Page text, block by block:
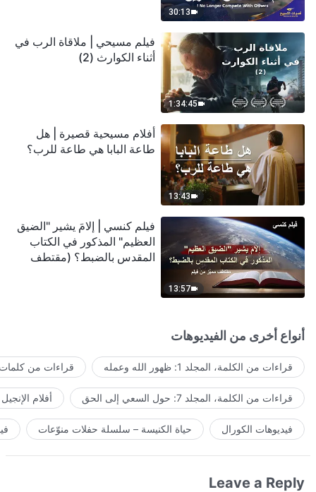
30:13
1:34:45
فيلم مسيحي | ملاقاة الرب في
أثناء الكوارث (2)
13:43
أفلام مسيحية قصيرة | هل
طاعة البابا هي طاعة للرب؟
13:57
فيلم كنسي | إلامَ يشير "الضيق
العظيم" المذكور في الكتاب
المقدس بالضبط؟ (مقتطف
أنواع أخرى من الفيديوهات
قراءات من الكلمة، المجلد 1: ظهور الله وعمله قراءات من كلمات
قراءات من الكلمة، المجلد 7: حول السعي إلى الحق أفلام الإنجيل
فيديوهات الكورال حياة الكنيسة – سلسلة حفلات منوّعات
Leave a Reply